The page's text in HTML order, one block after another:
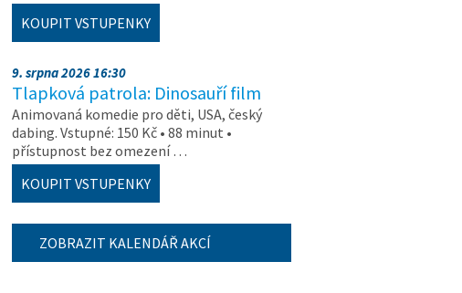
KOUPIT VSTUPENKY
9. srpna 2026 16:30
Tlapková patrola: Dinosauří film
Animovaná komedie pro děti, USA, český
dabing. Vstupné: 150 Kč • 88 minut •
přístupnost bez omezení …
KOUPIT VSTUPENKY
ZOBRAZIT KALENDÁŘ AKCÍ